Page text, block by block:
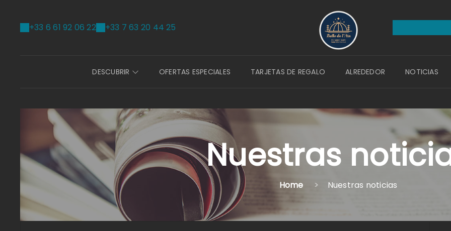
+33 6 61 92 06 22 +33 7 63 20 44 25
DESCUBRIR OFERTAS ESPECIALES TARJETAS DE REGALO ALREDEDOR NOTICIAS
Nuestras
Home Nuestras noticias